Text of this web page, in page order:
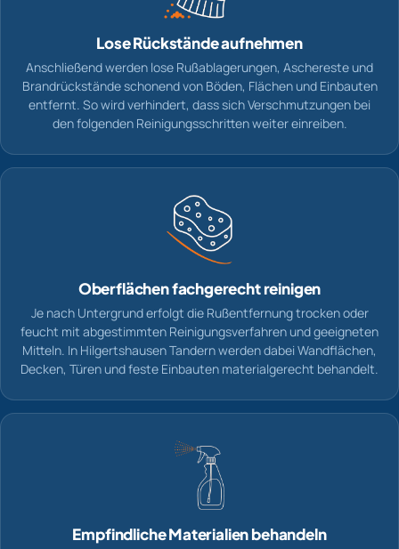
Lose Rückstände aufnehmen
Anschließend werden lose Rußablagerungen, Aschereste und
Brandrückstände schonend von Böden, Flächen und Einbauten
entfernt. So wird verhindert, dass sich Verschmutzungen bei
den folgenden Reinigungsschritten weiter einreiben.
Oberflächen fachgerecht reinigen
Je nach Untergrund erfolgt die Rußentfernung trocken oder
feucht mit abgestimmten Reinigungsverfahren und geeigneten
Mitteln. In Hilgertshausen Tandern werden dabei Wandflächen,
Decken, Türen und feste Einbauten materialgerecht behandelt.
Empfindliche Materialien behandeln